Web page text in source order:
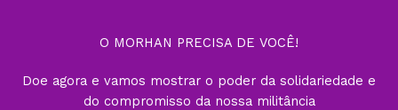
O MORHAN PRECISA DE VOCÊ!
Doe agora e vamos mostrar o poder da solidariedade e
do compromisso da nossa militância